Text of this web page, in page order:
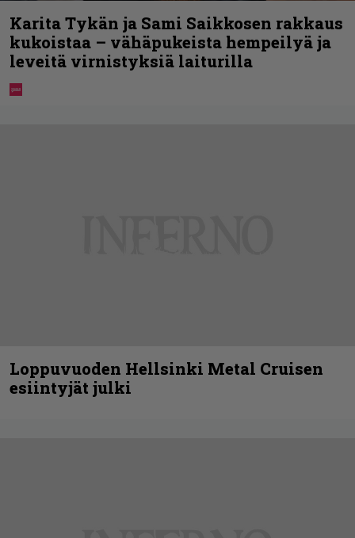
Karita Tykän ja Sami Saikkosen rakkaus
kukoistaa – vähäpukeista hempeilyä ja
leveitä virnistyksiä laiturilla
Loppuvuoden Hellsinki Metal Cruisen
esiintyjät julki